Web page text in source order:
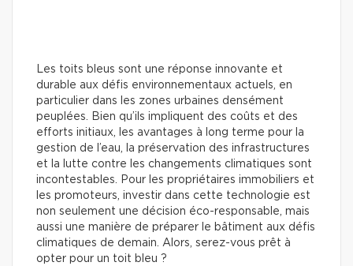
Les toits bleus sont une réponse innovante et
durable aux défis environnementaux actuels, en
particulier dans les zones urbaines densément
peuplées. Bien qu’ils impliquent des coûts et des
efforts initiaux, les avantages à long terme pour la
gestion de l’eau, la préservation des infrastructures
et la lutte contre les changements climatiques sont
incontestables. Pour les propriétaires immobiliers et
les promoteurs, investir dans cette technologie est
non seulement une décision éco-responsable, mais
aussi une manière de préparer le bâtiment aux défis
climatiques de demain. Alors, serez-vous prêt à
opter pour un toit bleu ?